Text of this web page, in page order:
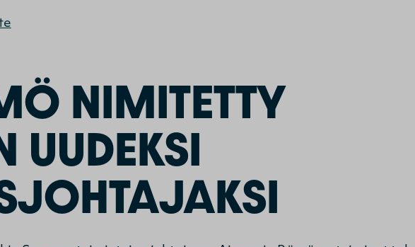
NIMITETTY
UUDEKSI